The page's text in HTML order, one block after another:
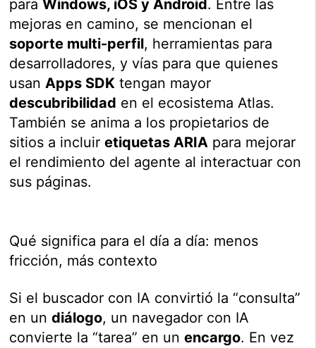
para Windows, iOS y Android . Entre las
mejoras en camino, se mencionan el
soporte multi-perfil, herramientas para
desarrolladores, y vías para que quienes
usanApps SDK tengan mayor
descubribilidad en el ecosistema Atlas.
También se anima a los propietarios de
sitios a incluiretiquetas ARIA para mejorar
el rendimiento del agente al interactuar con
sus páginas.
Qué significa para el día a día: menos
fricción, más contexto
Si el buscador con IA convirtió la “consulta”
en undiálogo, un navegador con IA
convierte la “tarea” en unencargo. En vez